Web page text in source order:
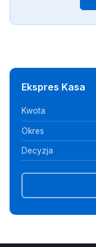
Ekspres Kasa
Kwota
Okres
Decyzja